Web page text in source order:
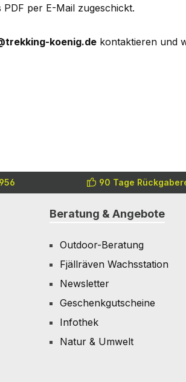
per E-Mail zugeschickt.
koenig.de kontaktieren und
90 Tage
Beratung & Angebote
Outdoor-Beratung
Fjällräven Wachsstation
Newsletter
Geschenkgutscheine
Infothek
Natur & Umwelt